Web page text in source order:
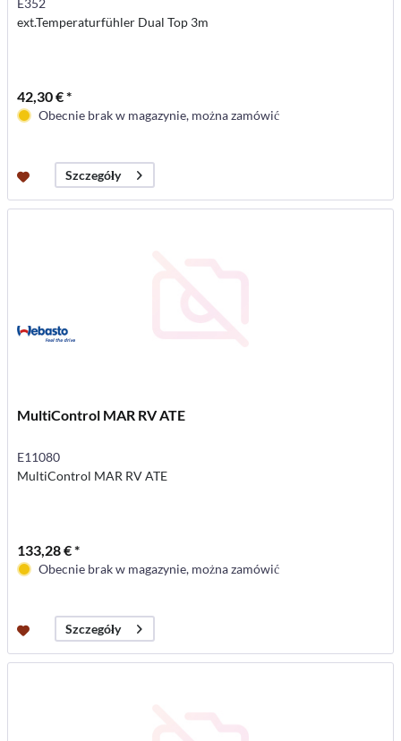
E352
ext.Temperaturfühler Dual Top 3m
42,30 € *
Obecnie brak w magazynie, można zamówić
Szczegóły
MultiControl MAR RV ATE
E11080
MultiControl MAR RV ATE
133,28 € *
Obecnie brak w magazynie, można zamówić
Szczegóły